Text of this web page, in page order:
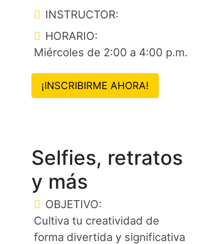
INSTRUCTOR:
HORARIO:
Miércoles de 2:00 a 4:00 p.m.
¡INSCRIBIRME AHORA!
Selfies, retratos
y más
OBJETIVO:
Cultiva tu creatividad de
forma divertida y significativa